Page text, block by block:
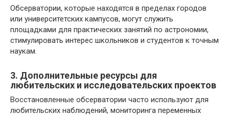
Обсерватории, которые находятся в пределах городов
или университетских кампусов, могут служить
площадками для практических занятий по астрономии,
стимулировать интерес школьников и студентов к точным
наукам.
3. Дополнительные ресурсы для
любительских и исследовательских проектов
Восстановленные обсерватории часто используют для
любительских наблюдений, мониторинга переменных